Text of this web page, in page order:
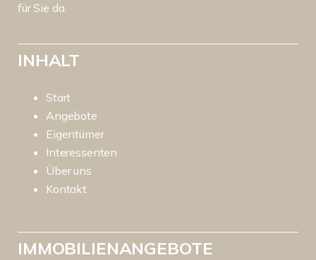
für Sie da.
INHALT
Start
Angebote
Eigentümer
Interessenten
Über uns
Kontakt
IMMOBILIENANGEBOTE